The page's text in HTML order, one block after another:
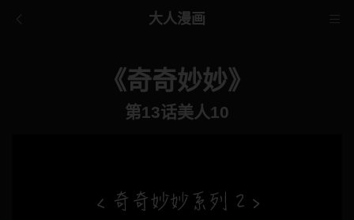
大人漫画
《奇奇妙妙》
第13话美人10